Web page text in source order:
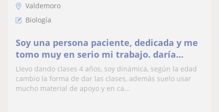
Valdemoro
Biología
Soy una persona paciente, dedicada y me
tomo muy en serio mi trabajo. daría
clases a cualquier curso de primaria y la
ESO
Llevo dando clases 4 años, soy dinámica, según la edad
cambio la forma de dar las clases, además suelo usar
mucho material de apoyo y en ca...